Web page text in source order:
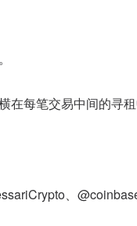
每笔交易中间的寻
、